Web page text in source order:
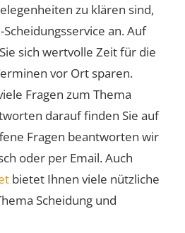
zu klären sind,
an. Auf
sich wertvolle Zeit für die
vor Ort sparen.
Fragen zum Thema
darauf finden Sie auf
Fragen beantworten wir
oder per Email. Auch
bietet Ihnen viele nützliche
Scheidung und